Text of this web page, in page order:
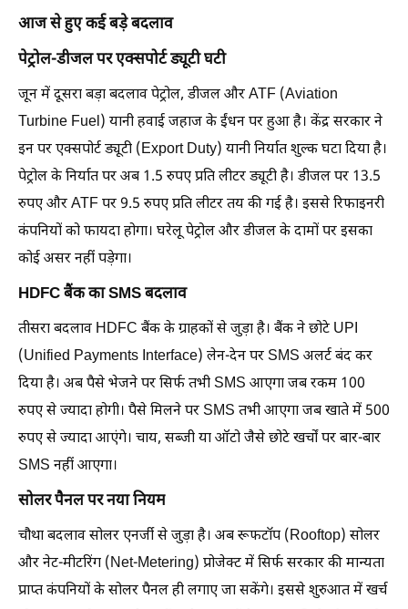
आज से हुए कई बड़े बदलाव
पेट्रोल-डीजल पर एक्सपोर्ट ड्यूटी घटी
जून में दूसरा बड़ा बदलाव पेट्रोल, डीजल और ATF (Aviation
Turbine Fuel) यानी हवाई जहाज के ईंधन पर हुआ है। केंद्र सरकार ने
इन पर एक्सपोर्ट ड्यूटी (Export Duty) यानी निर्यात शुल्क घटा दिया है।
पेट्रोल के निर्यात पर अब 1.5 रुपए प्रति लीटर ड्यूटी है। डीजल पर 13.5
रुपए और ATF पर 9.5 रुपए प्रति लीटर तय की गई है। इससे रिफाइनरी
कंपनियों को फायदा होगा। घरेलू पेट्रोल और डीजल के दामों पर इसका
कोई असर नहीं पड़ेगा।
HDFC बैंक का SMS बदलाव
तीसरा बदलाव HDFC बैंक के ग्राहकों से जुड़ा है। बैंक ने छोटे UPI
(Unified Payments Interface) लेन-देन पर SMS अलर्ट बंद कर
दिया है। अब पैसे भेजने पर सिर्फ तभी SMS आएगा जब रकम 100
रुपए से ज्यादा होगी। पैसे मिलने पर SMS तभी आएगा जब खाते में 500
रुपए से ज्यादा आएंगे। चाय, सब्जी या ऑटो जैसे छोटे खर्चों पर बार-बार
SMS नहीं आएगा।
सोलर पैनल पर नया नियम
चौथा बदलाव सोलर एनर्जी से जुड़ा है। अब रूफटॉप (Rooftop) सोलर
और नेट-मीटरिंग (Net-Metering) प्रोजेक्ट में सिर्फ सरकार की मान्यता
प्राप्त कंपनियों के सोलर पैनल ही लगाए जा सकेंगे। इससे शुरुआत में खर्च